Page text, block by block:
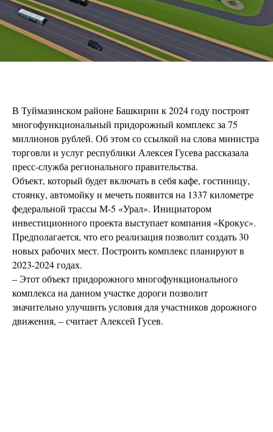
В Туймазинском районе Башкирии к 2024 году построят
многофункциональный придорожный комплекс за 75
миллионов рублей. Об этом со ссылкой на слова министра
торговли и услуг республики Алексея Гусева рассказала
пресс-служба регионального правительства.
Объект, который будет включать в себя кафе, гостиницу,
стоянку, автомойку и мечеть появится на 1337 километре
федеральной трассы М-5 «Урал». Инициатором
инвестиционного проекта выступает компания «Крокус».
Предполагается, что его реализация позволит создать 30
новых рабочих мест. Построить комплекс планируют в
2023-2024 годах.
– Этот объект придорожного многофункционального
комплекса на данном участке дороги позволит
значительно улучшить условия для участников дорожного
движения, – считает Алексей Гусев.